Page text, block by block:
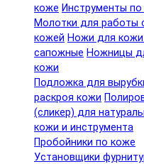
коже Инструменты
Молотки для работы
кожей Ножи для кожи
сапожные Ножницы
кожи
Подложка для
раскроя кожи
(сликер) для
кожи и инструмента
Пробойники по коже
Установщики